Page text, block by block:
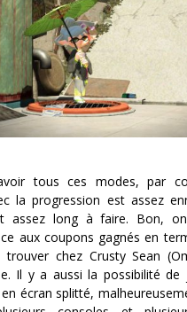
tous ces modes, par
la progression est assez
assez long à faire. Bon,
aux coupons gagnés en
trouver chez Crusty Sean
Il y a aussi la possibilité de
écran splitté,